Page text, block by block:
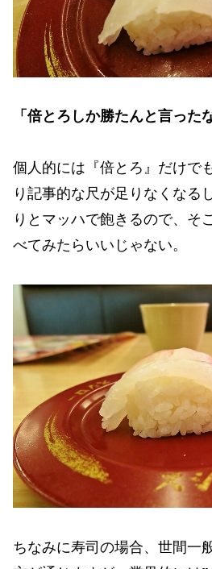
「倍とろしか勝たんと言った
個人的には『倍とろ』だけで
り記事的な尺が足りなくなる
りとマッハで飽きるので、そ
べてみたらいいじゃない。
ちなみに寿司の場合、世間一